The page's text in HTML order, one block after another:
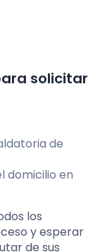
solicitar
de
domicilio en
los
y esperar
de sus